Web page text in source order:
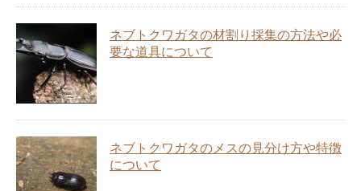
ネブトクワガタの材割り採集の方法や必
要な道具について
ネブトクワガタのメスの見分け方や特徴
について